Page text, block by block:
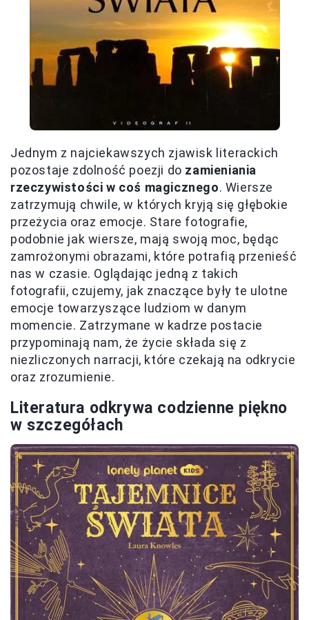
Jednym z najciekawszych zjawisk literackich
pozostaje zdolność poezji do zamieniania
rzeczywistości w coś magicznego. Wiersze
zatrzymują chwile, w których kryją się głębokie
przeżycia oraz emocje. Stare fotografie,
podobnie jak wiersze, mają swoją moc, będąc
zamrożonymi obrazami, które potrafią przenieść
nas w czasie. Oglądając jedną z takich
fotografii, czujemy, jak znaczące były te ulotne
emocje towarzyszące ludziom w danym
momencie. Zatrzymane w kadrze postacie
przypominają nam, że życie składa się z
niezliczonych narracji, które czekają na odkrycie
oraz zrozumienie.
Literatura odkrywa codzienne piękno
w szczegółach